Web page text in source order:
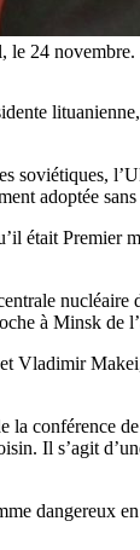
le 24
soviétiques,
adoptée
était
à Minsk de
la
Il s’agit
dangereux